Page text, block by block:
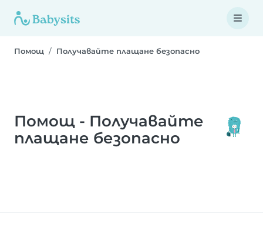
Помощ Получавайте плащане безопасно
Помощ - Получавайте
плащане безопасно